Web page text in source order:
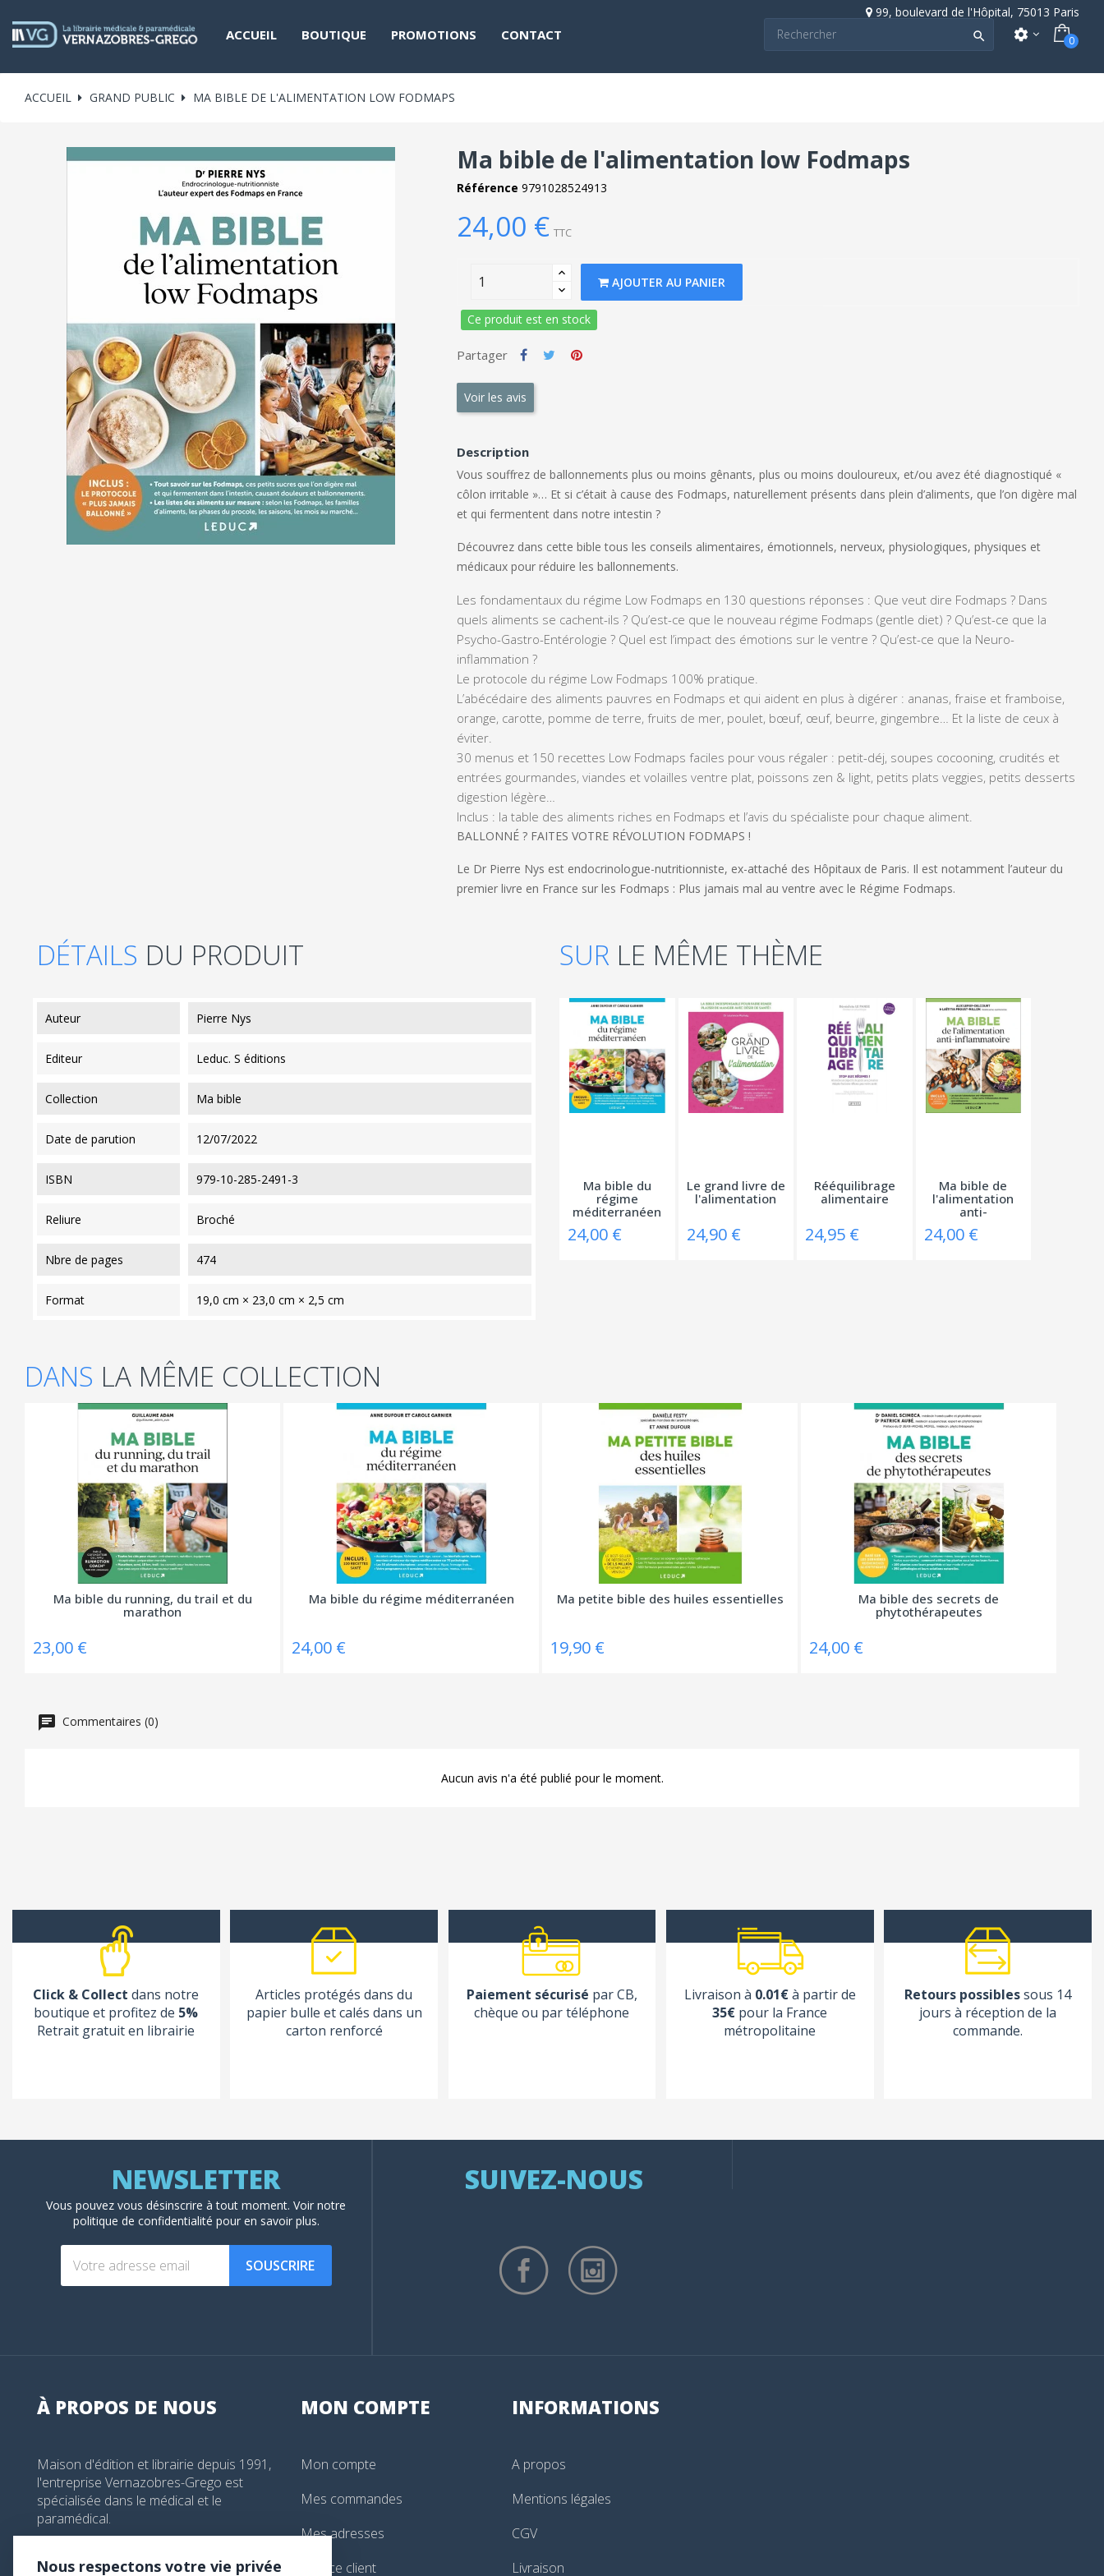
99, boulevard de l'Hôpital, 75013 Paris
ACCUEIL BOUTIQUE PROMOTIONS CONTACT  settings 0
ACCUEIL GRAND PUBLIC MA BIBLE DE L'ALIMENTATION LOW FODMAPS
Ma bible de l'alimentation low Fodmaps
Référence 9791028524913
24,00 € TTC
AJOUTER AU PANIER
Ce produit est en stock
Partager
Voir les avis
Description
Vous souffrez de ballonnements plus ou moins gênants, plus ou moins douloureux, et/ou avez été diagnostiqué «
côlon irritable »… Et si c’était à cause des Fodmaps, naturellement présents dans plein d’aliments, que l’on digère mal
et qui fermentent dans notre intestin ?
Découvrez dans cette bible tous les conseils alimentaires, émotionnels, nerveux, physiologiques, physiques et
médicaux pour réduire les ballonnements.
Les fondamentaux du régime Low Fodmaps en 130 questions réponses : Que veut dire Fodmaps ? Dans
quels aliments se cachent-ils ? Qu’est-ce que le nouveau régime Fodmaps (gentle diet) ? Qu’est-ce que la
Psycho-Gastro-Entérologie ? Quel est l’impact des émotions sur le ventre ? Qu’est-ce que la Neuro-
inflammation ?
Le protocole du régime Low Fodmaps 100% pratique.
L’abécédaire des aliments pauvres en Fodmaps et qui aident en plus à digérer : ananas, fraise et framboise,
orange, carotte, pomme de terre, fruits de mer, poulet, bœuf, œuf, beurre, gingembre… Et la liste de ceux à
éviter.
30 menus et 150 recettes Low Fodmaps faciles pour vous régaler : petit-déj, soupes cocooning, crudités et
entrées gourmandes, viandes et volailles ventre plat, poissons zen & light, petits plats veggies, petits desserts
digestion légère…
Inclus : la table des aliments riches en Fodmaps et l’avis du spécialiste pour chaque aliment.
BALLONNÉ ? FAITES VOTRE RÉVOLUTION FODMAPS !
Le Dr Pierre Nys est endocrinologue-nutritionniste, ex-attaché des Hôpitaux de Paris. Il est notamment l’auteur du
premier livre en France sur les Fodmaps : Plus jamais mal au ventre avec le Régime Fodmaps.
DÉTAILS DU PRODUIT
auteur Pierre Nys
editeur Leduc. S éditions
collection Ma bible
date de parution 12/07/2022
ISBN 979-10-285-2491-3
reliure Broché
nbre de pages 474
format 19,0 cm × 23,0 cm × 2,5 cm
SUR LE MÊME THÈME
Ma bible du
régime
méditerranéen
24,00 €
Le grand livre de
l'alimentation
24,90 €
Rééquilibrage
alimentaire
24,95 €
Ma bible de
l'alimentation
anti-
24,00 €
DANS LA MÊME COLLECTION
Ma bible du running, du trail et du
marathon
23,00 €
Ma bible du régime méditerranéen
24,00 €
Ma petite bible des huiles essentielles
19,90 €
Ma bible des secrets de
phytothérapeutes
24,00 €
Commentaires (0)
Aucun avis n'a été publié pour le moment.
Click & Collect dans notre
boutique et profitez de 5%
Retrait gratuit en librairie
Articles protégés dans du
papier bulle et calés dans un
carton renforcé
Paiement sécurisé par CB,
chèque ou par téléphone
Livraison à 0.01€à partir de
35€ pour la France
métropolitaine
Retours possiblessous 14
jours à réception de la
commande.
Vous pouvez vous désinscrire à tout moment. Voirnotre
politique de confidentialité pour en savoir plus.
SOUSCRIRE
SUIVEZ-NOUS
À PROPOS DE NOUS
Maison d'édition et librairie depuis 1991,
l'entreprise Vernazobres-Grego est
spécialisée dans le médical et le
paramédical.
MON COMPTE
Mon compte
Mes commandes
Mes adresses
Service client
INFORMATIONS
A propos
Mentions légales
CGV
Livraison
Nous respectons votre vie privée